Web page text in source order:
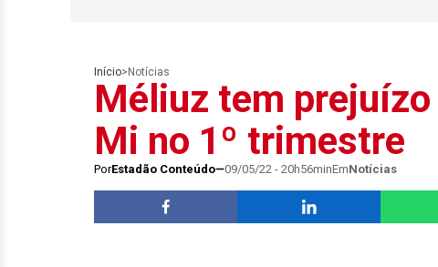
Início> Notícias
Méliuz tem
Mi no 1º trimestre
PorEstadão Conteúdo 09/05/22 - 20h56minEmNotícias